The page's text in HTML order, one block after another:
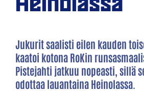
Jukurit saalisti eilen kauden
kaatoi kotona RoKin
Pistejahti jatkuu nopeasti, sillä
odottaa lauantaina Heinolassa.